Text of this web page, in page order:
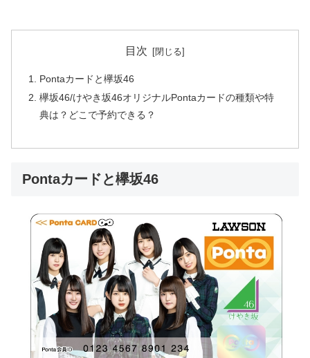
目次
Pontaカードと欅坂46
欅坂46/けやき坂46オリジナルPontaカードの種類や特
典は？どこで予約できる？
Pontaカードと欅坂46